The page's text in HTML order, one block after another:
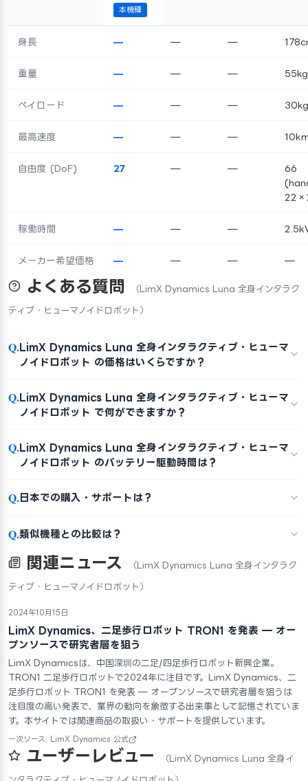
本機種
身長 — — —
重量 — — — 55kg
ペイロード — — — 30kg
最高速度 — — —
自由度 (DoF) 27 — —
66
稼働時間 — — —
メーカー希望価格 — — — —
よくある質問 （LimX Dynamics Luna 全身インタラク
ティブ・ヒューマノイドロボット）
Q.LimX Dynamics Luna 全身インタラクティブ・ヒューマ
ノイドロボット の価格はいくらですか？
Q.LimX Dynamics Luna 全身インタラクティブ・ヒューマ
ノイドロボット で何ができますか？
Q.LimX Dynamics Luna 全身インタラクティブ・ヒューマ
ノイドロボット のバッテリー駆動時間は？
Q.日本での購入・サポートは？
Q.類似機種との比較は？
関連ニュース （LimX Dynamics Luna 全身インタラク
ティブ・ヒューマノイドロボット）
2024年10月15日
LimX Dynamics、二足歩行ロボット TRON1 を発表 — オー
プンソースで研究者層を狙う
LimX Dynamicsは、中国深圳の二足/四足歩行ロボット新興企業。
TRON1 二足歩行ロボットで2024年に注目です。LimX Dynamics、二
足歩行ロボット TRON1 を発表 — オープンソースで研究者層を狙うは
注目度の高い発表で、業界の動向を象徴する出来事として記憶されていま
す。本サイトでは関連商品の取扱い・サポートを提供しています。
一次ソース: LimX Dynamics 公式
ユーザーレビュー （LimX Dynamics Luna 全身イ